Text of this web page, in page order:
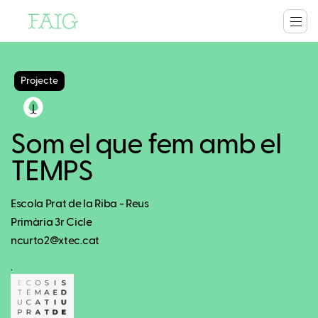
Projecte
Som el que fem amb el
TEMPS
Escola Prat de la Riba - Reus
Primària 3r Cicle
ncurto2@xtec.cat
.